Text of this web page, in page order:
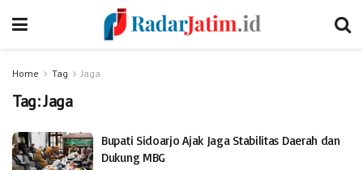
Home Tag Jaga
Tag:Jaga
Bupati Sidoarjo Ajak Jaga Stabilitas Daerah dan
Dukung MBG